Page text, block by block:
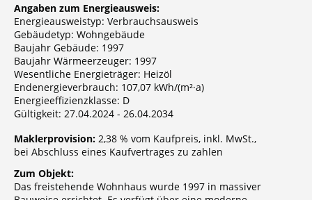
Angaben zum Energieausweis:
Energieausweistyp: Verbrauchsausweis
Gebäudetyp: Wohngebäude
Baujahr Gebäude: 1997
Baujahr Wärmeerzeuger: 1997
Wesentliche Energieträger: Heizöl
Endenergieverbrauch: 107,07 kWh/(m²·a)
Energieeffizienzklasse: D
Gültigkeit: 27.04.2024 - 26.04.2034
Maklerprovision: 2,38 % vom Kaufpreis, inkl. MwSt.,
bei Abschluss eines Kaufvertrages zu zahlen
Zum Objekt:
Das freistehende Wohnhaus wurde 1997 in massiver